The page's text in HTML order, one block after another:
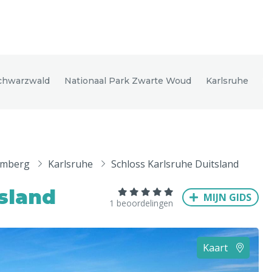
Hong Kong München Wenen Budapest Bangkok
Nationaal Park Zwarte Woud Karlsruhe
Karlsruhe Schloss Karlsruhe Duitsland
1 beoordelingen MIJN GIDS
Kaart